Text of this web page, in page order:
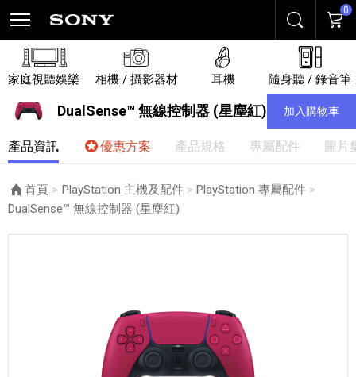
搜尋 購物
0
家庭視聽娛樂 相機 / 攝影器材 耳機 隨身聽 / 錄音筆
DualSense™ 無線控制器 (星塵紅) 加入購物車
產品資訊 優惠方案 產品規格 專屬配件 圖片
首頁 PlayStation 主機及配件
PlayStation 專屬配件
目前頁面：
DualSense™ 無線控制器 (星塵紅)